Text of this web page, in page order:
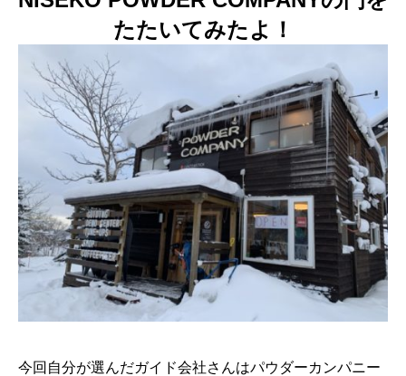
たたいてみたよ！
今回自分が選んだガイド会社さんはパウダーカンパニー